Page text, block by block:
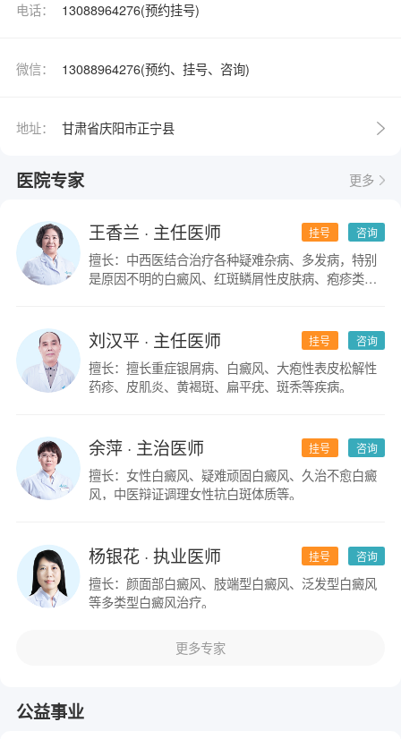
电话： 13088964276(预约挂号)
微信： 13088964276(预约、挂号、咨询)
地址： 甘肃省庆阳市正宁县
医院专家 更多
咨询
挂号
王香兰 · 主任医师
擅长：中西医结合治疗各种疑难杂病、多发病，特别
是原因不明的白癜风、红斑鳞屑性皮肤病、疱疹类皮
咨询
挂号
刘汉平· 主任医师
擅长：擅长重症银屑病、白癜风、大疱性表皮松解性
药疹、皮肌炎、黄褐斑、扁平疣、斑秃等疾病。
咨询
挂号
余萍· 主治医师
擅长：女性白癜风、疑难顽固白癜风、久治不愈白癜
风，中医辩证调理女性抗白斑体质等。
咨询
挂号
杨银花· 执业医师
擅长：颜面部白癜风、肢端型白癜风、泛发型白癜风
等多类型白癜风治疗。
更多专家
公益事业